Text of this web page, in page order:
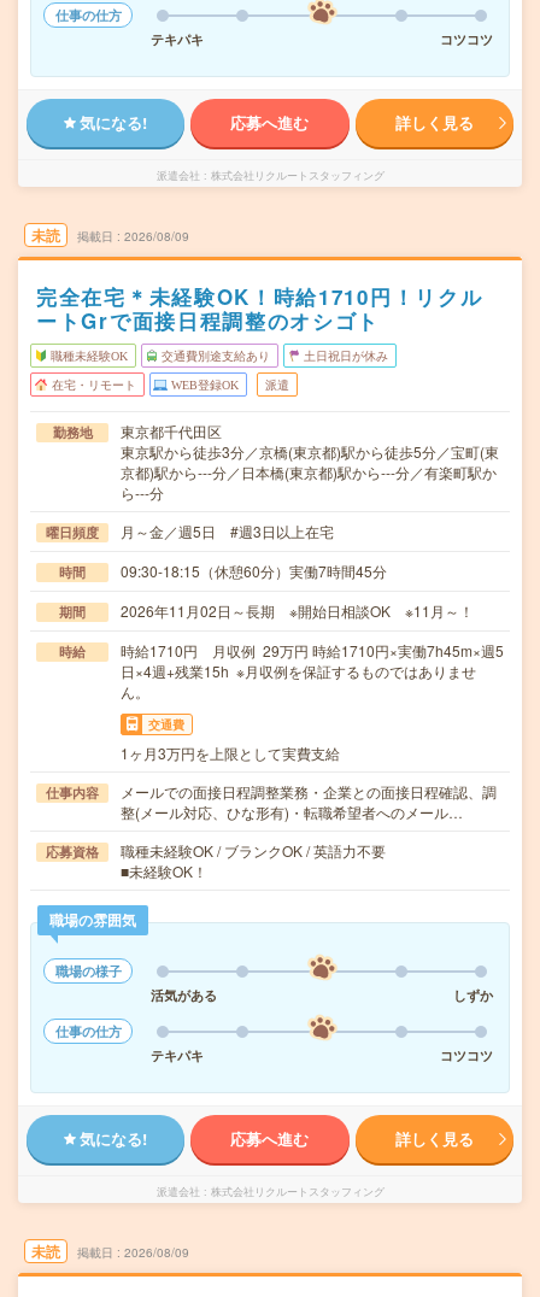
仕事の仕方
テキパキ
コツコツ
気になる! 応募へ進む 詳しく見る
派遣会社 株式会社リクルートスタッフィング
未読 掲載日 2026/08/09
完全在宅＊未経験OK！時給1710円！リクル
ートGrで面接日程調整のオシゴト
職種未経験OK 交通費別途支給あり 土日祝日が休み
在宅・リモート WEB登録OK 派遣
勤務地
東京都千代田区
東京駅から徒歩3分／京橋(東京都)駅から徒歩5分／宝町(東
京都)駅から---分／日本橋(東京都)駅から---分／有楽町駅か
ら---分
曜日頻度 月～金／週5日 #週3日以上在宅
時間 09:30-18:15（休憩60分）実働7時間45分
期間 2026年11月02日～長期 ※開始日相談OK ※11月～！
時給
時給1710円 月収例 29万円 時給1710円×実働7h45m×週5
日×4週+残業15h ※月収例を保証するものではありませ
ん。
交通費
1ヶ月3万円を上限として実費支給
仕事内容
メールでの面接日程調整業務・企業との面接日程確認、調
整(メール対応、ひな形有)・転職希望者へのメール…
応募資格
職種未経験OK / ブランクOK / 英語力不要
■未経験OK！
職場の雰囲気
職場の様子
活気がある
しずか
仕事の仕方
テキパキ
コツコツ
気になる! 応募へ進む 詳しく見る
派遣会社 株式会社リクルートスタッフィング
未読 掲載日 2026/08/09